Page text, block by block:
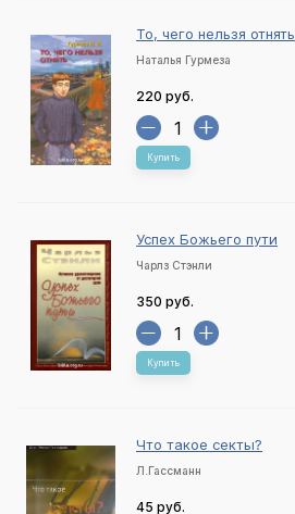
То, чего нельзя отнять
Наталья Гурмеза
220 руб.
Купить
Успех Божьего пути
Чарлз Стэнли
350 руб.
Купить
Что такое секты?
Л.Гассманн
45 руб.